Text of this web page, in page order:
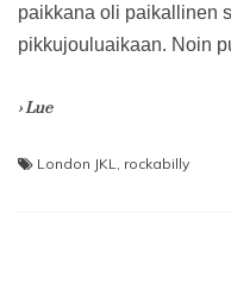
paikkana oli paikallinen
pikkujouluaikaan. Noin
› Lue
London JKL rockabilly